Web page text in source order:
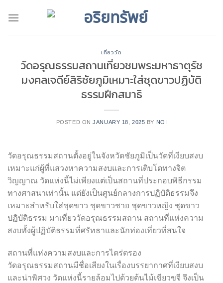
เที่ยววัด
วัดอรุณธรรมสถานเที่ยวชมพระมหาธาตุรัช
มงคลเจดีย์สิริชัยภูมิเหมาะใส่ชุดขาวปฏิบัติ
ธรรมฝึกสมาธิ
POSTED ONJANUARY 18, 2025 BY NOI
วัดอรุณธรรมสถานตั้งอยู่ในจังหวัดชัยภูมิเป็นวัดที่เงียบสงบ
เหมาะแก่ผู้ที่แสวงหาความสงบและการเติบโตทางจิต
วิญญาณ วัดแห่งนี้ไม่เพียงแต่เป็นสถานที่ประกอบพิธีกรรม
ทางศาสนาเท่านั้น แต่ยังเป็นศูนย์กลางการปฏิบัติธรรมจึง
เหมาะสำหรับใส่ชุดขาว ชุดขาวชาย ชุดขาวหญิง ชุดขาว
ปฏิบัติธรรม มาเที่ยววัดอรุณธรรมสถาน สถานที่แห่งความ
สงบทั้งผู้ปฏิบัติธรรมที่ศรัทธาและนักท่องเที่ยวที่สนใจ
สถานที่แห่งความสงบและการไตร่ตรอง
วัดอรุณธรรมสถานมีชื่อเสียงในเรื่องบรรยากาศที่เงียบสงบ
และน่าพิศวง วัดแห่งนี้รายล้อมไปด้วยต้นไม้เขียวขจี จึงเป็น